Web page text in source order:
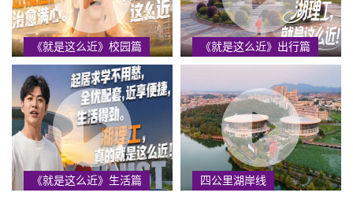
《就是这么近》校园篇 《就是这么近》出行篇
《就是这么近》生活篇 四公里湖岸线